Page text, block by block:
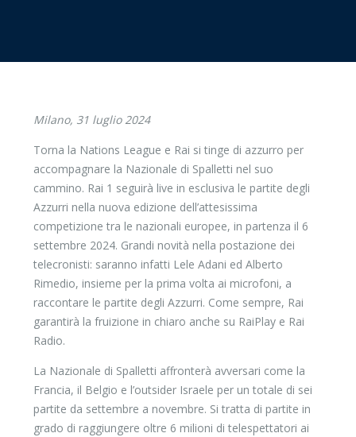
Milano, 31 luglio 2024
Torna la Nations League e Rai si tinge di azzurro per
accompagnare la Nazionale di Spalletti nel suo
cammino. Rai 1 seguirà live in esclusiva le partite degli
Azzurri nella nuova edizione dell’attesissima
competizione tra le nazionali europee, in partenza il 6
settembre 2024. Grandi novità nella postazione dei
telecronisti: saranno infatti Lele Adani ed Alberto
Rimedio, insieme per la prima volta ai microfoni, a
raccontare le partite degli Azzurri. Come sempre, Rai
garantirà la fruizione in chiaro anche su RaiPlay e Rai
Radio.
La Nazionale di Spalletti affronterà avversari come la
Francia, il Belgio e l’outsider Israele per un totale di sei
partite da settembre a novembre. Si tratta di partite in
grado di raggiungere oltre 6 milioni di telespettatori ai